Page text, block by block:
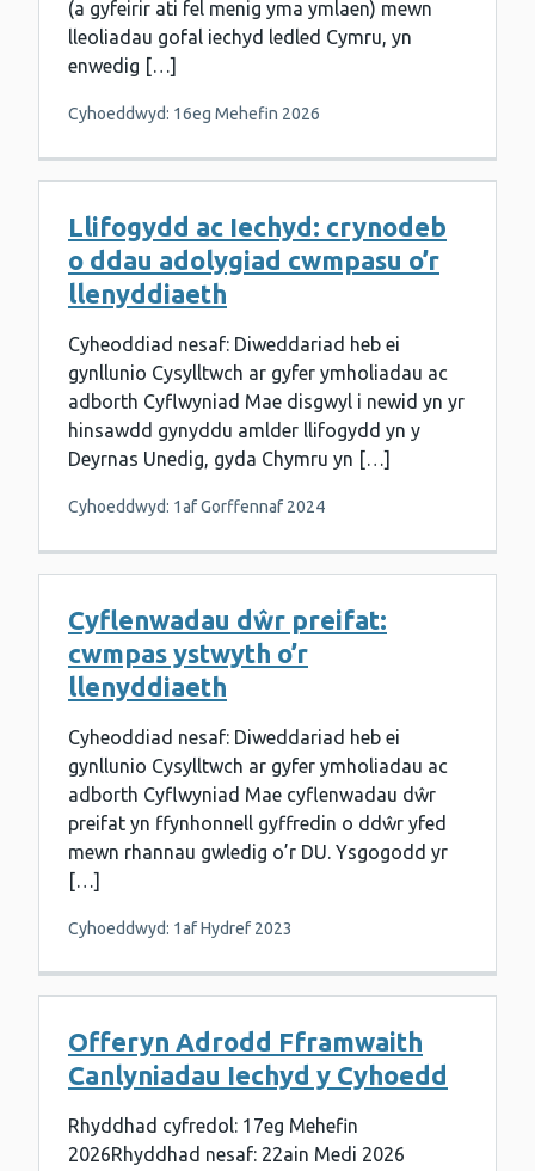
(a gyfeirir ati fel menig yma ymlaen) mewn
lleoliadau gofal iechyd ledled Cymru, yn
enwedig […]
Cyhoeddwyd: 16eg Mehefin 2026
Llifogydd ac Iechyd: crynodeb
o ddau adolygiad cwmpasu o’r
llenyddiaeth
Cyheoddiad nesaf: Diweddariad heb ei
gynllunio Cysylltwch ar gyfer ymholiadau ac
adborth Cyflwyniad Mae disgwyl i newid yn yr
hinsawdd gynyddu amlder llifogydd yn y
Deyrnas Unedig, gyda Chymru yn […]
Cyhoeddwyd: 1af Gorffennaf 2024
Cyflenwadau dŵr preifat:
cwmpas ystwyth o’r
llenyddiaeth
Cyheoddiad nesaf: Diweddariad heb ei
gynllunio Cysylltwch ar gyfer ymholiadau ac
adborth Cyflwyniad Mae cyflenwadau dŵr
preifat yn ffynhonnell gyffredin o ddŵr yfed
mewn rhannau gwledig o’r DU. Ysgogodd yr
[…]
Cyhoeddwyd: 1af Hydref 2023
Offeryn Adrodd Fframwaith
Canlyniadau Iechyd y Cyhoedd
Rhyddhad cyfredol: 17eg Mehefin
2026Rhyddhad nesaf: 22ain Medi 2026